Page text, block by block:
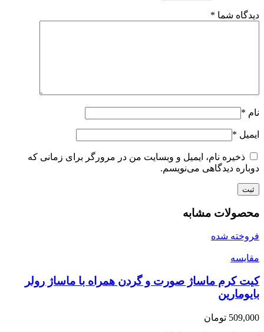
دیدگاه شما *
نام *
ایمیل *
ذخیره نام، ایمیل و وبسایت من در مرورگر برای زمانی که
دوباره دیدگاهی می‌نویسم.
محصولات مشابه
فروخته شده
مقايسه
کیت کرم ماساژ صورت و گردن همراه با ماساژ رولر
بایومارین
509,000 تومان